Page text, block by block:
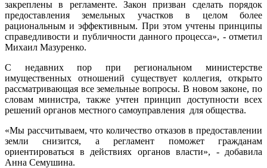
закреплены в регламенте. Закон призван сделать порядок
предоставления земельных участков в целом более
рациональным и эффективным. При этом учтены принципы
справедливости и публичности данного процесса», - отметил
Михаил Мазуренко.
С недавних пор при региональном министерстве
имущественных отношений существует коллегия, открыто
рассматривающая все земельные вопросы. В новом законе, по
словам министра, также учтен принцип доступности всех
решений органов местного самоуправления для общества.
«Мы рассчитываем, что количество отказов в предоставлении
земли снизится, а регламент поможет гражданам
ориентироваться в действиях органов власти», - добавила
Анна Семушина.